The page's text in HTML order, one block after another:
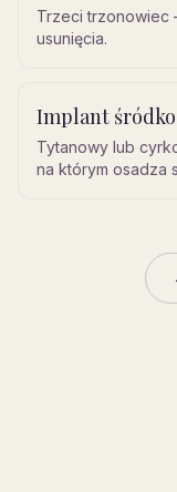
Trzeci trzonowiec
usunięcia.
Implant
Tytanowy lub
na którym osadza